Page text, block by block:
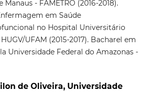
- FAMETRO (2016-2018).
em Saúde
no Hospital Universitário
UFAM (2015-2017). Bacharel em
Universidade Federal do Amazonas -
de Oliveira, Universidade